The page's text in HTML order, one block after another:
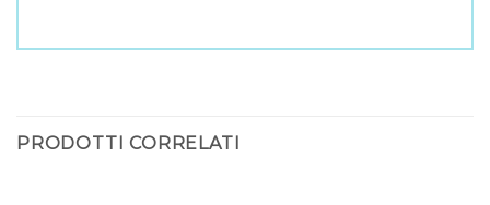
PRODOTTI CORRELATI